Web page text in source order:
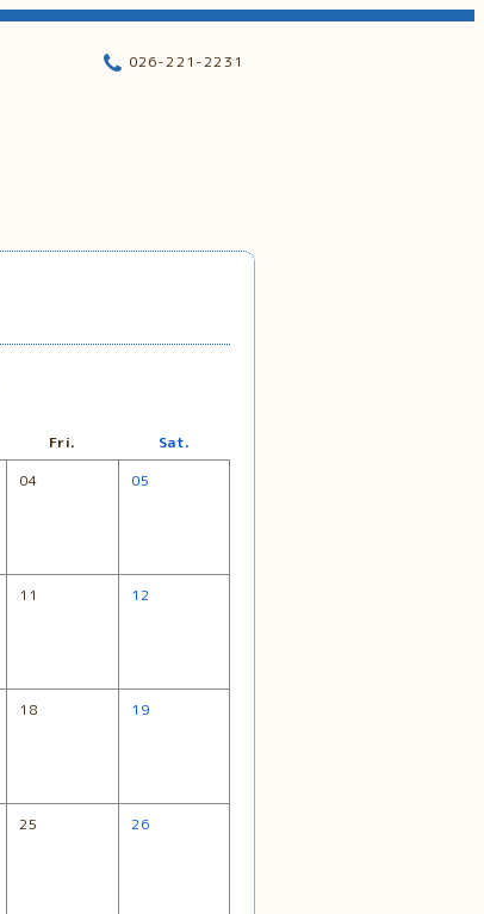
026-221-2231
Fri.
Sat.
04 05
11 12
18 19
25 26